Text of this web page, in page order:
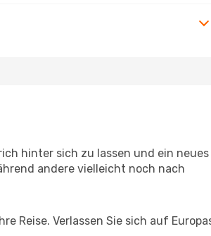
hinter sich zu lassen und ein neues
andere vielleicht noch nach
Reise. Verlassen Sie sich auf